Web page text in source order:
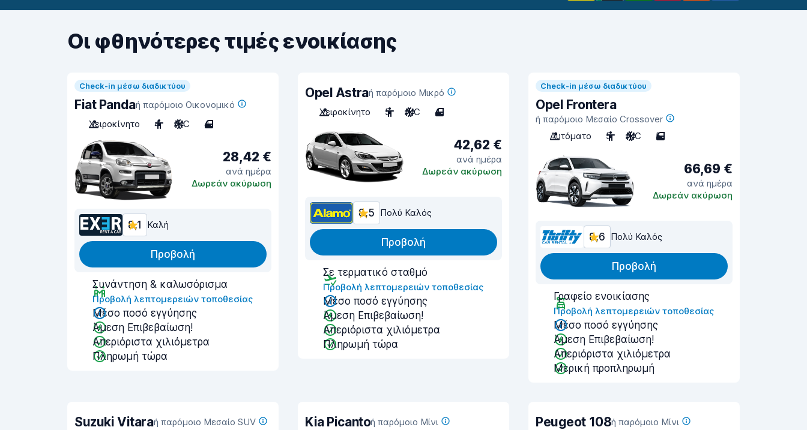
Οι φθηνότερες τιμές ενοικίασης
Check-in μέσω διαδικτύου
Fiat Pandaή παρόμοιο Οικονομικό
Χειροκίνητο
4 A/C 4
28,42 €
ανά ημέρα
Δωρεάν ακύρωση
8,1 Καλή
Προβολή
Συνάντηση & καλωσόρισμα
Προβολή λεπτομερειών τοποθεσίας
Μέσο ποσό εγγύησης
Άμεση Επιβεβαίωση!
Απεριόριστα χιλιόμετρα
Πληρωμή τώρα
Opel Astraή παρόμοιο Μικρό
Χειροκίνητο
5 A/C 4
42,62 €
ανά ημέρα
Δωρεάν ακύρωση
8,5 Πολύ Καλός
Προβολή
Σε τερματικό σταθμό
Προβολή λεπτομερειών τοποθεσίας
Μέσο ποσό εγγύησης
Άμεση Επιβεβαίωση!
Απεριόριστα χιλιόμετρα
Πληρωμή τώρα
Check-in μέσω διαδικτύου
Opel Frontera
ή παρόμοιο Μεσαίο Crossover
Αυτόματο
5 A/C 5
66,69 €
ανά ημέρα
Δωρεάν ακύρωση
8,6 Πολύ Καλός
Προβολή
Γραφείο ενοικίασης
Προβολή λεπτομερειών τοποθεσίας
Μέσο ποσό εγγύησης
Άμεση Επιβεβαίωση!
Απεριόριστα χιλιόμετρα
Μερική προπληρωμή
Suzuki Vitaraή παρόμοιο Μεσαίο SUV
Kia Picantoή παρόμοιο Μίνι
Peugeot 108ή παρόμοιο Μίνι